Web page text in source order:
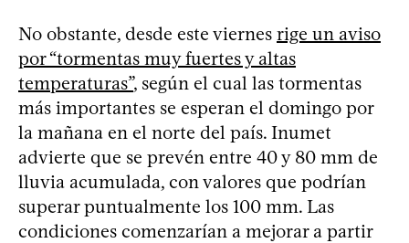
No obstante, desde este viernes rige un aviso
por “tormentas muy fuertes y altas
temperaturas”, según el cual las tormentas
más importantes se esperan el domingo por
la mañana en el norte del país. Inumet
advierte que se prevén entre 40 y 80 mm de
lluvia acumulada, con valores que podrían
superar puntualmente los 100 mm. Las
condiciones comenzarían a mejorar a partir